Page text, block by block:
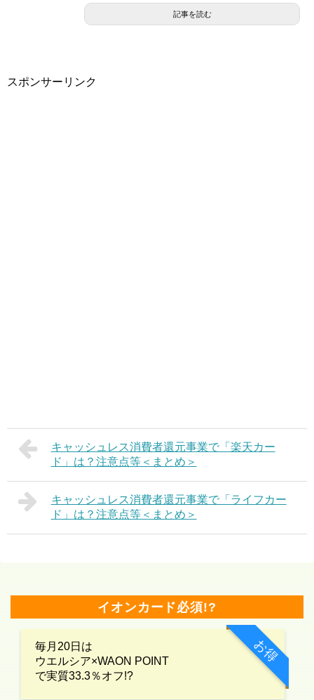
記事を読む
スポンサーリンク
キャッシュレス消費者還元事業で「楽天カー
ド」は？注意点等＜まとめ＞
キャッシュレス消費者還元事業で「ライフカー
ド」は？注意点等＜まとめ＞
イオンカード必須!?
お得
毎月20日は
ウエルシア×WAON POINT
で実質33.3％オフ!?